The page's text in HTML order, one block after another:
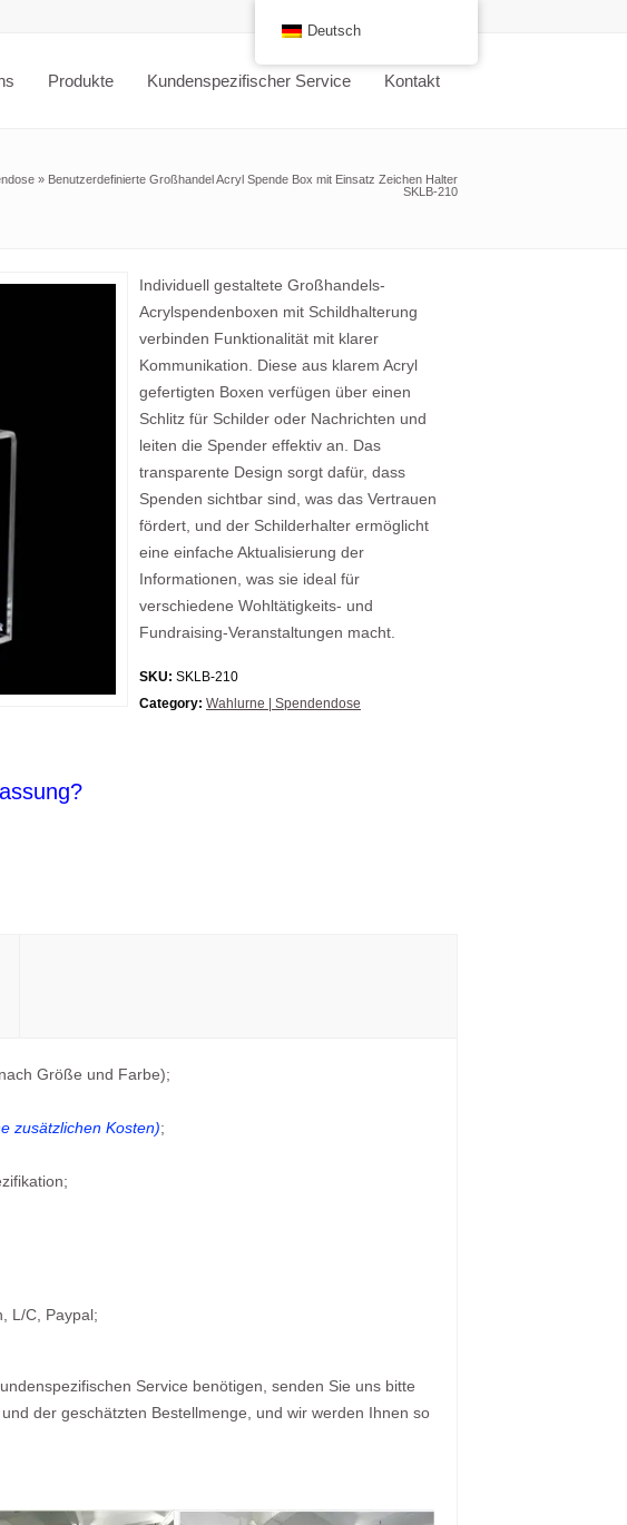
Produkte Kundenspezifischer Service Kontakt
» Benutzerdefinierte Großhandel Acryl Spende Box mit Einsatz Zeichen Halter
SKLB-210
Individuell gestaltete Großhandels-
Acrylspendenboxen mit Schildhalterung
verbinden Funktionalität mit klarer
Kommunikation. Diese aus klarem Acryl
gefertigten Boxen verfügen über einen
Schlitz für Schilder oder Nachrichten und
leiten die Spender effektiv an. Das
transparente Design sorgt dafür, dass
Spenden sichtbar sind, was das Vertrauen
fördert, und der Schilderhalter ermöglicht
eine einfache Aktualisierung der
Informationen, was sie ideal für
verschiedene Wohltätigkeits- und
Fundraising-Veranstaltungen macht.
SKU: SKLB-210
Category: Wahlurne | Spendendose
Größe und Farbe);
zusätzlichen Kosten);
L/C, Paypal;
Service benötigen, senden Sie uns bitte
der geschätzten Bestellmenge, und wir werden Ihnen so
Deutsch